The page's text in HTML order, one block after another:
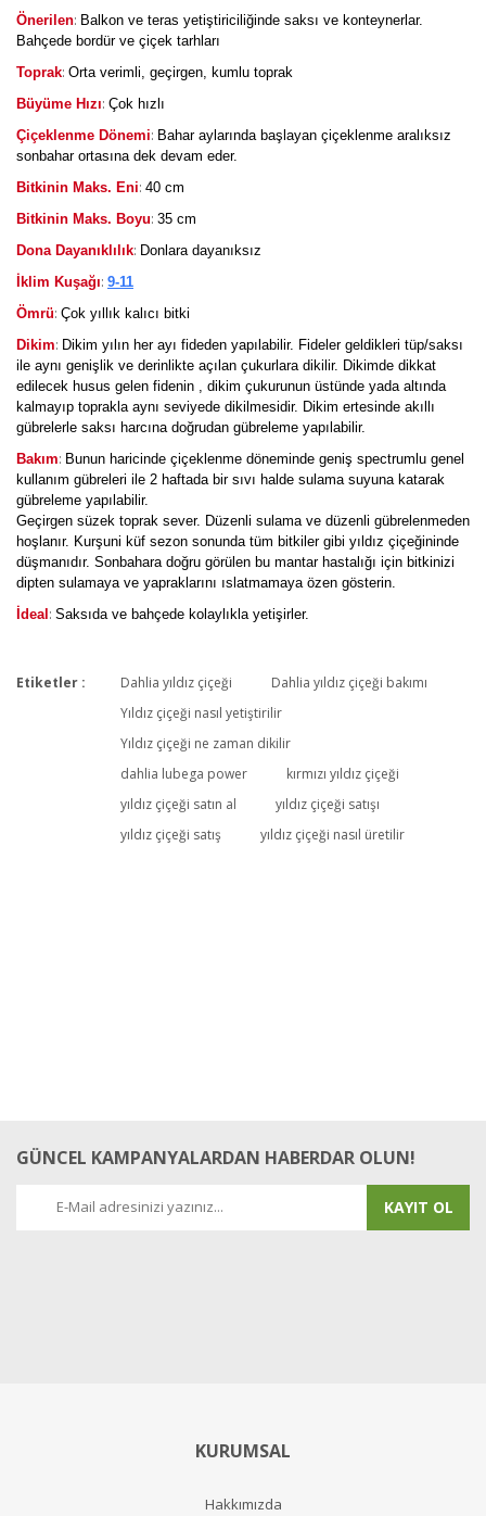
Önerilen: Balkon ve teras yetiştiriciliğinde saksı ve konteynerlar.
Bahçede bordür ve çiçek tarhları
Toprak: Orta verimli, geçirgen, kumlu toprak
Büyüme Hızı: Çok hızlı
Çiçeklenme Dönemi: Bahar aylarında başlayan çiçeklenme aralıksız
sonbahar ortasına dek devam eder.
Bitkinin Maks. Eni: 40 cm
Bitkinin Maks. Boyu: 35 cm
Dona Dayanıklılık: Donlara dayanıksız
İklim Kuşağı: 9-11
Ömrü: Çok yıllık kalıcı bitki
Dikim: Dikim yılın her ayı fideden yapılabilir. Fideler geldikleri tüp/saksı
ile aynı genişlik ve derinlikte açılan çukurlara dikilir. Dikimde dikkat
edilecek husus gelen fidenin , dikim çukurunun üstünde yada altında
kalmayıp toprakla aynı seviyede dikilmesidir. Dikim ertesinde akıllı
gübrelerle saksı harcına doğrudan gübreleme yapılabilir.
Bakım: Bunun haricinde çiçeklenme döneminde geniş spectrumlu genel
kullanım gübreleri ile 2 haftada bir sıvı halde sulama suyuna katarak
gübreleme yapılabilir.
Geçirgen süzek toprak sever. Düzenli sulama ve düzenli gübrelenmeden
hoşlanır. Kurşuni küf sezon sonunda tüm bitkiler gibi yıldız çiçeğininde
düşmanıdır. Sonbahara doğru görülen bu mantar hastalığı için bitkinizi
dipten sulamaya ve yapraklarını ıslatmamaya özen gösterin.
İdeal : Saksıda ve bahçede kolaylıkla yetişirler.
Bu ürüne ilk yorumu siz yapın!
Yorum Yaz
Etiketler : Dahlia yıldız çiçeği
Dahlia yıldız çiçeği bakımı
Yıldız çiçeği nasıl yetiştirilir
Yıldız çiçeği ne zaman dikilir
dahlia lubega power
kırmızı yıldız çiçeği
yıldız çiçeği satın al
yıldız çiçeği satışı
yıldız çiçeği satış
yıldız çiçeği nasıl üretilir
GÜNCEL KAMPANYALARDAN HABERDAR OLUN!
KAYIT OL
KURUMSAL
Hakkımızda